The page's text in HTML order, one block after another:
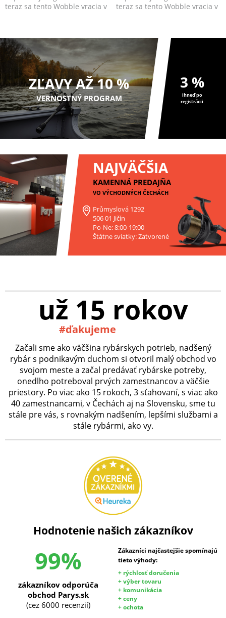
teraz sa tento Wobble vracia v
teraz sa tento Wobble vracia v
ZĽAVY AŽ 10 %
VERNOSTNÝ PROGRAM
3 %
ihneď po
registrácii
NAJVÄČŠIA
KAMENNÁ PREDAJŇA
VO VÝCHODNÝCH ČECHÁCH
Průmyslová 1292
506 01 Jičín
Po-Ne: 8:00-19:00
Štátne sviatky: Zatvorené
už 15 rokov
#ďakujeme
Začali sme ako väčšina rybárskych potrieb, nadšený
rybár s podnikavým duchom si otvoril malý obchod vo
svojom meste a začal predávať rybárske potreby,
onedlho potreboval prvých zamestnancov a väčšie
priestory. Po viac ako 15 rokoch, 3 sťahovaní, s viac ako
40 zamestnancami, v Čechách aj na Slovensku, sme tu
stále pre vás, s rovnakým nadšením, lepšími službami a
stále rybármi, ako vy.
Hodnotenie našich zákazníkov
99%
Zákazníci najčastejšie spomínajú
tieto výhody:
+ rýchlosť doručenia
+ výber tovaru
+ komunikácia
+ ceny
+ ochota
zákazníkov odporúča
obchod Parys.sk
(cez 6000 recenzií)